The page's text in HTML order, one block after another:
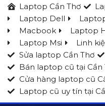
Laptop Cần Thơ
Laptop Dell
Macbook
Laptop
Laptop Msi
Linh
Sửa laptop Cần Thơ
Bán laptop cũ tại Cần
Cửa hàng laptop cũ
Laptop cũ uy tín tại